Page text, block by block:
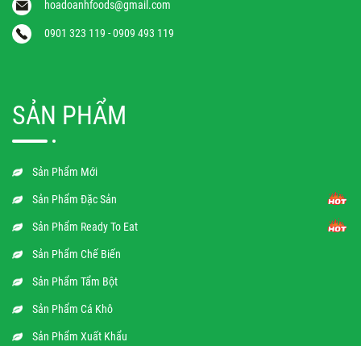
hoadoanhfoods@gmail.com
0901 323 119 - 0909 493 119
SẢN PHẨM
Sản Phẩm Mới
Sản Phẩm Đặc Sản
Sản Phẩm Ready To Eat
Sản Phẩm Chế Biến
Sản Phẩm Tẩm Bột
Sản Phẩm Cá Khô
Sản Phẩm Xuất Khẩu